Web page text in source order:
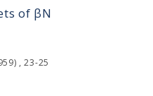
of βN
, 23-25